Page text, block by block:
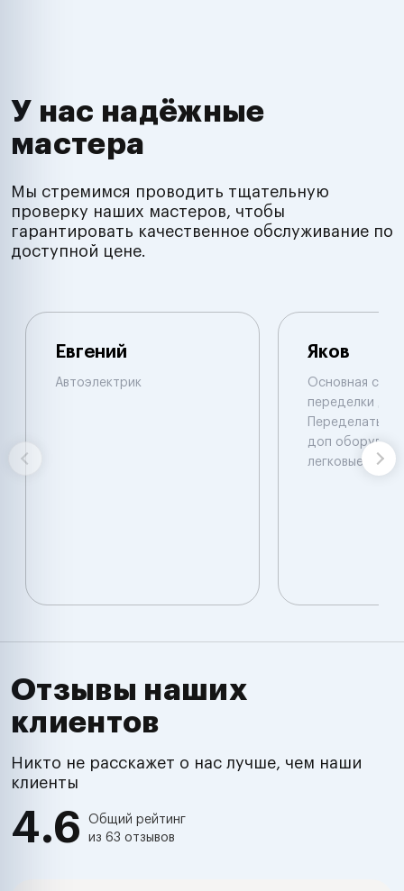
У нас надёжные
мастера
Мы стремимся проводить тщательную
проверку наших мастеров, чтобы
гарантировать качественное обслуживание по
доступной цене.
Евгений
Автоэлектрик
Яков
Основная
переделки
Переделать,
доп
легковые.
Отзывы наших
клиентов
Никто не расскажет о нас лучше, чем наши
клиенты
4.6
Общий рейтинг
из 63 отзывов